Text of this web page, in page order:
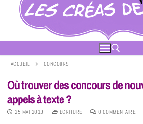
ACCUEIL CONCOURS
Où trouver des concours de
appels à texte ?
25 MAI 2019 ECRITURE 0 COMMENTAIRE